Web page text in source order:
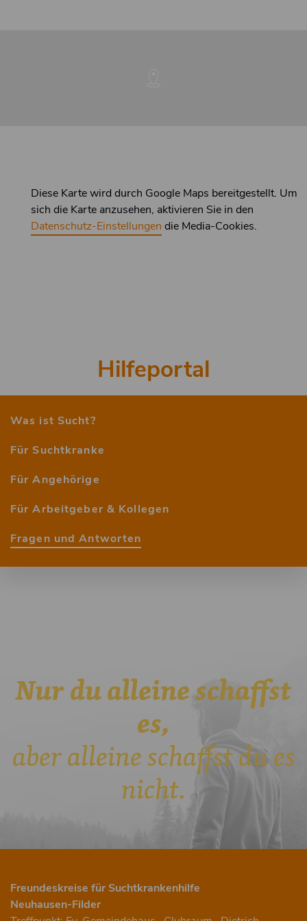
Hilfeportal
2.
Ebene
Was ist Sucht?
Für Suchtkranke
Für Angehörige
Für Arbeitgeber & Kollegen
Fragen und Antworten
Diese Karte wird durch Google Maps bereitgestellt. Um
sich die Karte anzusehen, aktivieren Sie in den
Datenschutz-Einstellungen die Media-Cookies.
Nur du alleine schaffst
es,
aber alleine schaffst du es
nicht.
Freundeskreise für Suchtkrankenhilfe
Neuhausen-Filder